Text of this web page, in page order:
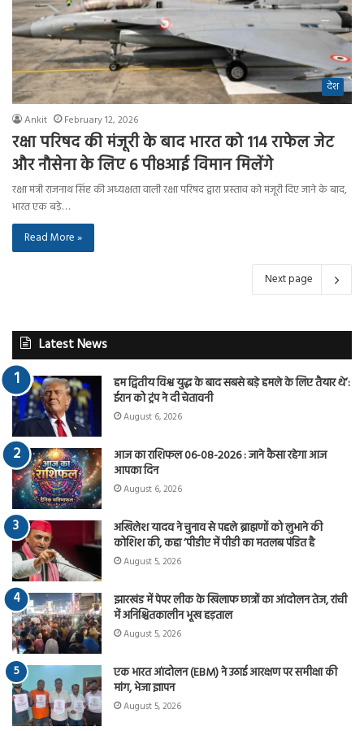
देश
Ankit February 12, 2026
रक्षा परिषद की मंजूरी के बाद भारत को 114 राफेल जेट
और नौसेना के लिए 6 पी8आई विमान मिलेंगे
रक्षा मंत्री राजनाथ सिंह की अध्यक्षता वाली रक्षा परिषद द्वारा प्रस्ताव को मंजूरी दिए जाने के बाद,
भारत एक बड़े…
Read More »
Next page
Latest News
हम द्वितीय विश्व युद्ध के बाद सबसे बड़े हमले के लिए तैयार थे’:
ईरान को ट्रंप ने दी चेतावनी
August 6, 2026
आज का राशिफल 06-08-2026 : जाने कैसा रहेगा आज
आपका दिन
August 6, 2026
अखिलेश यादव ने चुनाव से पहले ब्राह्मणों को लुभाने की
कोशिश की, कहा ‘पीडीए में पीडी का मतलब पंडित है
August 5, 2026
झारखंड में पेपर लीक के खिलाफ छात्रों का आंदोलन तेज, रांची
में अनिश्चितकालीन भूख हड़ताल
August 5, 2026
एक भारत आंदोलन (EBM) ने उठाई आरक्षण पर समीक्षा की
मांग, भेजा ज्ञापन
August 5, 2026